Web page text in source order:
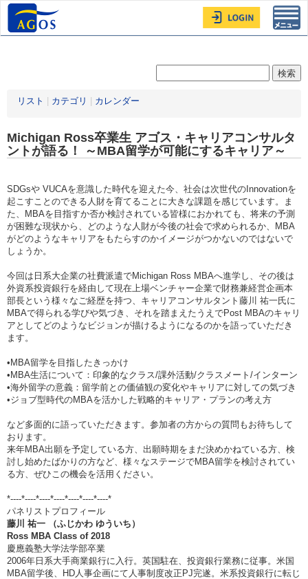
リスト カテゴリ カレンダー
Michigan Ross卒業生 アゴス・キャリアコンサルタ
ントが語る！ ～MBA留学が可能にするキャリア～
SDGsや VUCAを意識した時代を迎えた今、社会は次世代のInnovationを
起こすことのできる人財を育てることに大きな課題を感じています。ま
た、MBAを目指すか否か検討されている皆様におかれても、将来の予測
が困難な現状から、どのような人財が今後の社会で求められるか、MBA
がどのようなキャリアをもたらすのかイメージがつかないのではないで
しょうか。
今回は日系大企業の社費派遣でMichigan Ross MBAへ進学し、その後は
外資系投資銀行を経由して現在上場ベンチャー企業で財務兼経営企画本
部長という様々なご経歴を持つ、キャリアコンサルタント藤川 祐一氏に
MBAで得られる学びや気づき、それを踏まえたうえでPost MBAのキャリ
アとしてどのようなビジョンが描けるようになるのかを語っていただき
ます。
•MBA留学を目指したきっかけ
•MBA生活について：印象的なクラス/課外活動/クラスメート/インターン
•海外留学の意義：留学前との価値観の変化やキャリアに対しての気づき
•ジョブ型時代のMBAを活かした戦略的キャリア・プランの考え方
など多面的に語っていただきます。参加者の方からの質問もお待ちして
おります。
来年MBA出願を予定している方、出願時期をまだ決めかねている方、検
討し始めたばかりの方など、様々なステージでMBA留学を検討されてい
る方、ぜひこの機会を活用ください。
*----*----*----*----*----*----*----*
パネリストプロフィール
藤川 祐一 （ふじかわ ゆういち）
Ross MBA Class of 2018
慶應義塾大学法学部卒業
2006年日系大手商業銀行に入行。英国駐在、投資銀行業務に従事。米国
MBA留学後、HD人事企画にて人事制度改正PJ完遂。米系投資銀行に転じ